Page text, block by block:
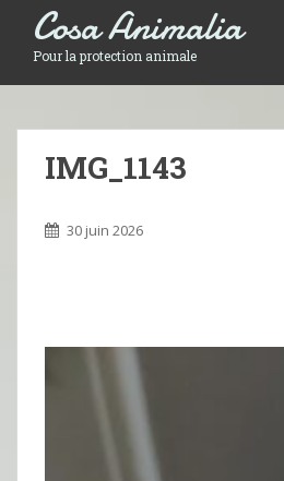
Cosa Animalia
Pour la protection animale
IMG_1143
30 juin 2026